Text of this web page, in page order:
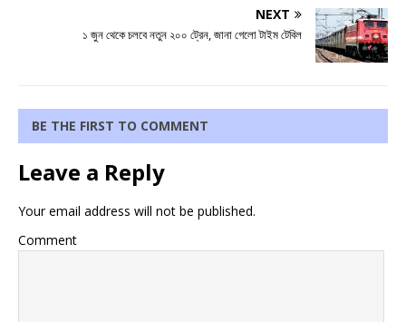
NEXT
১ জুন থেকে চলবে নতুন ২০০ ট্রেন, জানা গেলো টাইম টেবিল
BE THE FIRST TO COMMENT
Leave a Reply
Your email address will not be published.
Comment